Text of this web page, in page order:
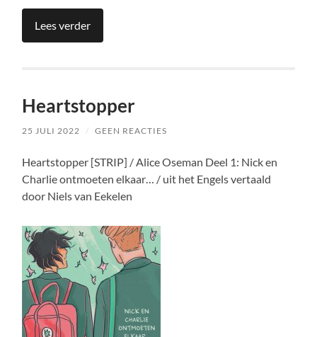
Lees verder
Heartstopper
25 JULI 2022 / GEEN REACTIES
Heartstopper [STRIP] / Alice Oseman Deel 1: Nick en
Charlie ontmoeten elkaar… / uit het Engels vertaald
door Niels van Eekelen